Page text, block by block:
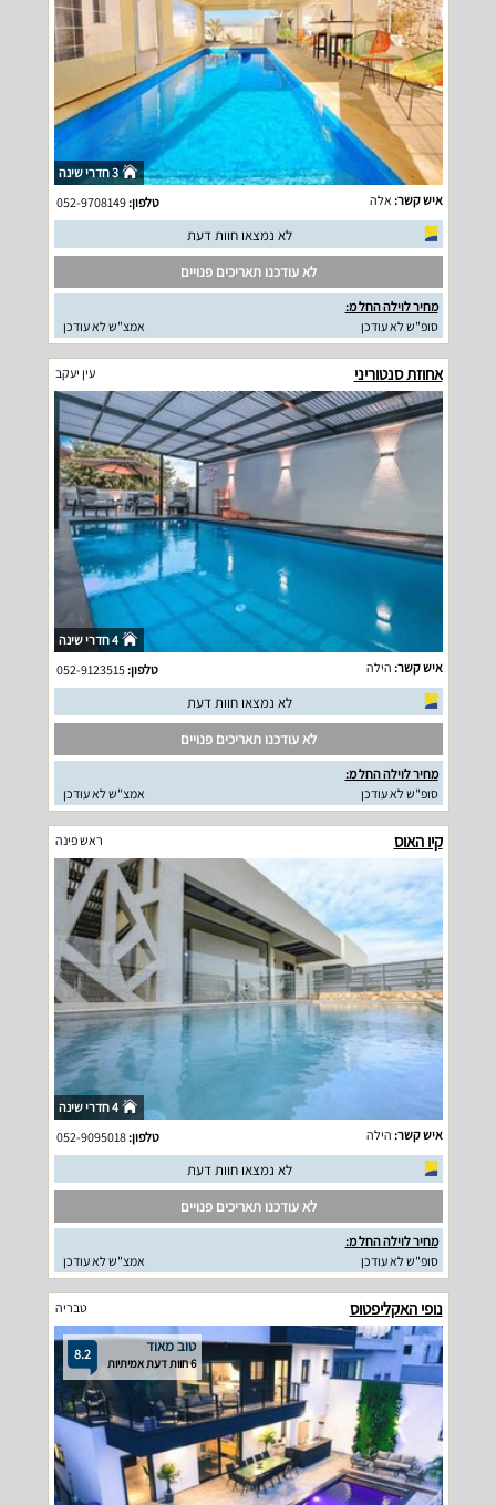
3 חדרי שינה
איש קשר: אלה טלפון:052-9708149
לא נמצאו חוות דעת
לא עודכנו תאריכים פנויים
מחיר לוילה החל מ:
סופ"ש לא עודכן
אמצ"ש לא עודכן
אחוזת סנטוריני עין יעקב
4 חדרי שינה
איש קשר: הילה טלפון:052-9123515
לא נמצאו חוות דעת
לא עודכנו תאריכים פנויים
מחיר לוילה החל מ:
סופ"ש לא עודכן
אמצ"ש לא עודכן
קיו האוס ראש פינה
4 חדרי שינה
איש קשר: הילה טלפון:052-9095018
לא נמצאו חוות דעת
לא עודכנו תאריכים פנויים
מחיר לוילה החל מ:
סופ"ש לא עודכן
אמצ"ש לא עודכן
נופי האקליפטוס טבריה
8.2 טוב מאוד
6 חוות דעת אמיתיות